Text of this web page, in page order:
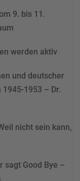
9. bis 11.
werden aktiv
und deutscher
1953 – Dr.
nicht sein kann,
sagt Good Bye –